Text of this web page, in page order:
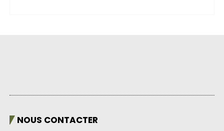
NOUS CONTACTER